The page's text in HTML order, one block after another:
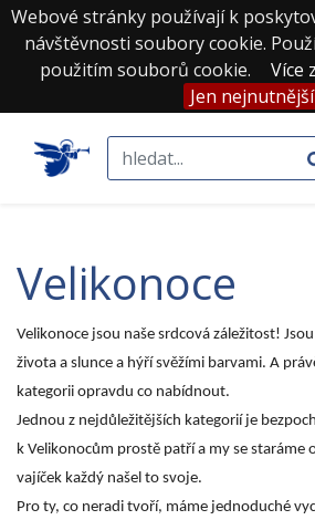
Webové stránky používají k
návštěvnosti soubory cookie.
použitím souborů cookie.
Více
Jen nejnutnější
velikonoce
Velikonoce jsou naše srdcová záležitost!
života a slunce a hýří svěžími barvami. A
kategorii opravdu co nabídnout.
Jednou z nejdůležitějších kategorií je
k Velikonocům prostě patří a my se staráme
vajíček každý našel to svoje.
Pro ty, co neradi tvoří, máme jednoduché